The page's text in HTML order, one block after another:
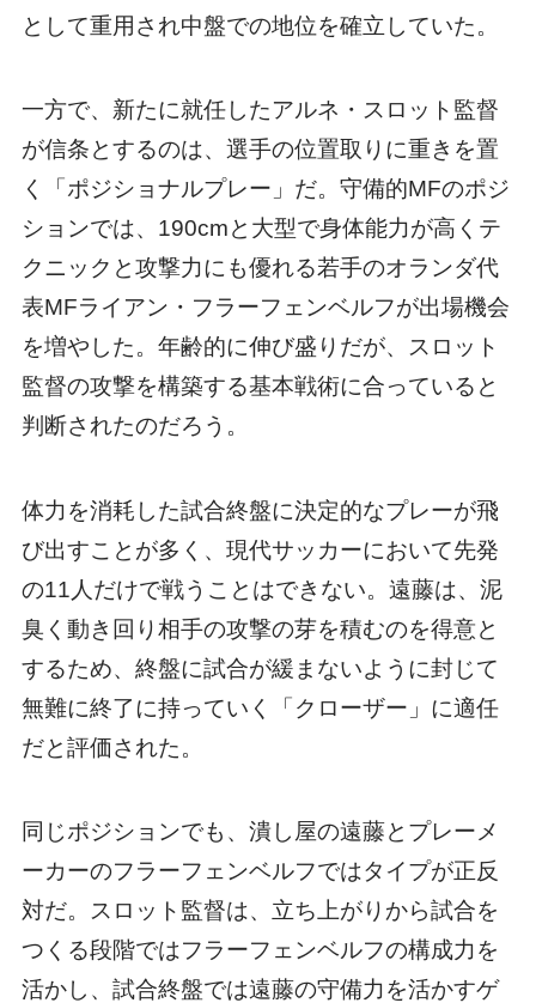
として重用され中盤での地位を確立していた。
一方で、新たに就任したアルネ・スロット監督
が信条とするのは、選手の位置取りに重きを置
く「ポジショナルプレー」だ。守備的MFのポジ
ションでは、190cmと大型で身体能力が高くテ
クニックと攻撃力にも優れる若手のオランダ代
表MFライアン・フラーフェンベルフが出場機会
を増やした。年齢的に伸び盛りだが、スロット
監督の攻撃を構築する基本戦術に合っていると
判断されたのだろう。
体力を消耗した試合終盤に決定的なプレーが飛
び出すことが多く、現代サッカーにおいて先発
の11人だけで戦うことはできない。遠藤は、泥
臭く動き回り相手の攻撃の芽を積むのを得意と
するため、終盤に試合が緩まないように封じて
無難に終了に持っていく「クローザー」に適任
だと評価された。
同じポジションでも、潰し屋の遠藤とプレーメ
ーカーのフラーフェンベルフではタイプが正反
対だ。スロット監督は、立ち上がりから試合を
つくる段階ではフラーフェンベルフの構成力を
活かし、試合終盤では遠藤の守備力を活かすゲ